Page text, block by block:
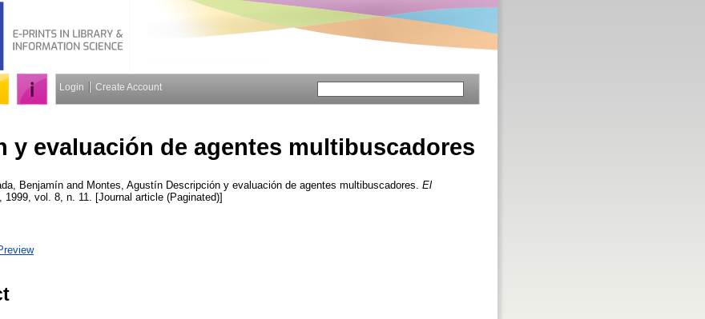
Login Create Account
y evaluación de agentes multibuscadores
Benjamín and Montes, Agustín Descripción y evaluación de agentes multibuscadores. El
, 1999, vol. 8, n. 11. [Journal article (Paginated)]